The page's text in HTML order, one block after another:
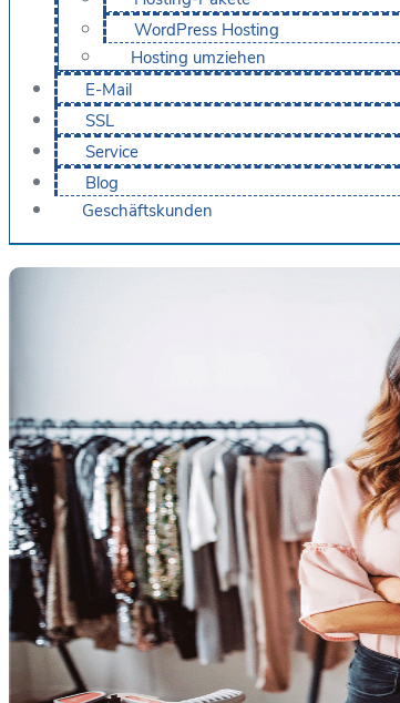
WordPress Hosting
Hosting umziehen
E-Mail
SSL
Service
Blog
Geschäftskunden